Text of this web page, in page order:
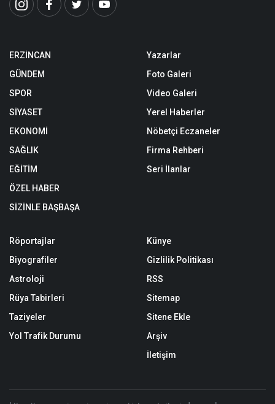
ERZİNCAN
GÜNDEM
SPOR
SİYASET
EKONOMİ
SAĞLIK
EĞİTİM
ÖZEL HABER
SİZİNLE BAŞBAŞA
Yazarlar
Foto Galeri
Video Galeri
Yerel Haberler
Nöbetçi Eczaneler
Firma Rehberi
Seri İlanlar
Röportajlar
Biyografiler
Astroloji
Rüya Tabirleri
Taziyeler
Yol Trafik Durumu
Künye
Gizlilik Politikası
RSS
Sitemap
Sitene Ekle
Arşiv
İletişim